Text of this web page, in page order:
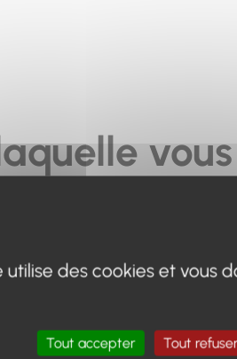
le moteur de recherche en
utilise des cookies et vous
Tout accepter Tout